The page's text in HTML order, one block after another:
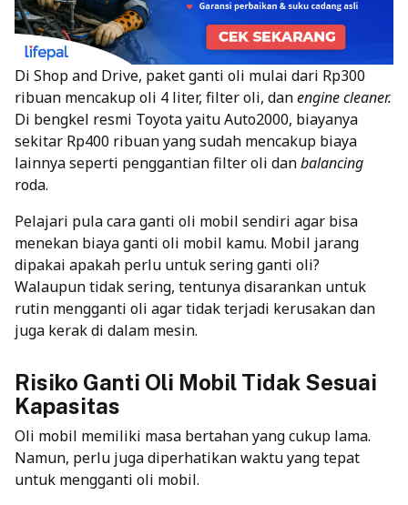
Di Shop and Drive, paket ganti oli mulai dari Rp300
ribuan mencakup oli 4 liter, filter oli, danengine cleaner.
Di bengkel resmi Toyota yaitu Auto2000, biayanya
sekitar Rp400 ribuan yang sudah mencakup biaya
lainnya seperti penggantian filter oli danbalancing
roda.
Pelajari pula cara ganti oli mobil sendiri agar bisa
menekan biaya ganti oli mobil kamu. Mobil jarang
dipakai apakah perlu untuk sering ganti oli?
Walaupun tidak sering, tentunya disarankan untuk
rutin mengganti oli agar tidak terjadi kerusakan dan
juga kerak di dalam mesin.
Risiko Ganti Oli Mobil Tidak Sesuai
Kapasitas
Oli mobil memiliki masa bertahan yang cukup lama.
Namun, perlu juga diperhatikan waktu yang tepat
untuk mengganti oli mobil.